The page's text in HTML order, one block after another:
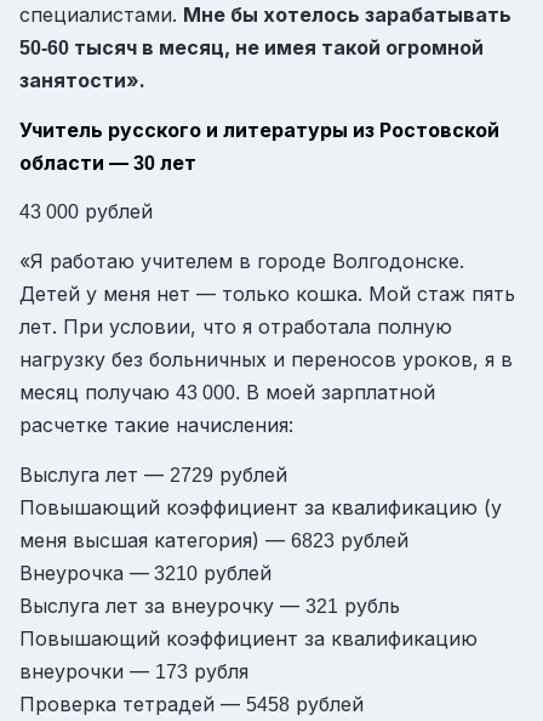
специалистами. Мне бы хотелось зарабатывать
50-60 тысяч в месяц, не имея такой огромной
занятости».
Учитель русского и литературы из Ростовской
области — 30 лет
43 000 рублей
«Я работаю учителем в городе Волгодонске.
Детей у меня нет — только кошка. Мой стаж пять
лет. При условии, что я отработала полную
нагрузку без больничных и переносов уроков, я в
месяц получаю 43 000. В моей зарплатной
расчетке такие начисления:
Выслуга лет — 2729 рублей
Повышающий коэффициент за квалификацию (у
меня высшая категория) — 6823 рублей
Внеурочка — 3210 рублей
Выслуга лет за внеурочку — 321 рубль
Повышающий коэффициент за квалификацию
внеурочки — 173 рубля
Проверка тетрадей — 5458 рублей